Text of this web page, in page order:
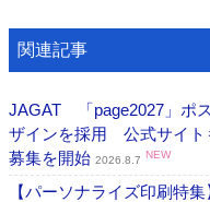
関連記事
JAGAT 「page2027」ポ
ザインを採用 公式サイト
募集を開始 2026.8.7 NEW
【パーソナライズ印刷特